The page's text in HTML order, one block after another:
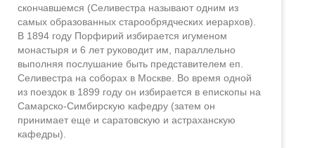
скончавшемся (Селивестра называют одним из
самых образованных старообрядческих иерархов).
В 1894 году Порфирий избирается игуменом
монастыря и 6 лет руководит им, параллельно
выполняя послушание быть представителем еп.
Селивестра на соборах в Москве. Во время одной
из поездок в 1899 году он избирается в епископы на
Самарско-Симбирскую кафедру (затем он
принимает еще и саратовскую и астраханскую
кафедры).